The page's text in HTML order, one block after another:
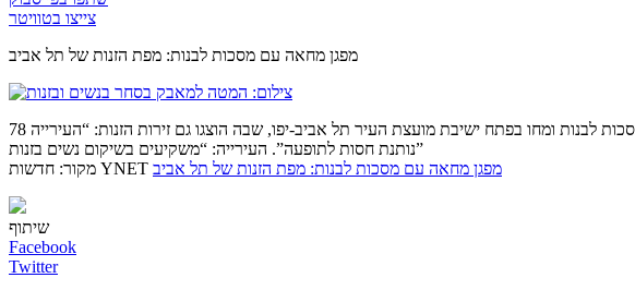
צייצו בטוויטר
מפגן מחאה עם מסכות לבנות: מפת הזנות של תל אביב
78 בתי בושת ו”דירות דיסקרטיות”, 18 בתי “עיסוי אירוטי” ו-8 מועדוני חשפנות. פעילות המטה למאבק בסחר בנשים ובזנות עטו מסכות לבנות ומחו בפתח ישיבת מועצת העיר תל אביב-יפו, שבה הוצגו גם זירות הזנות: “העירייה
נותנת חסות לתופעה”. העירייה: “משקיעים בשיקום נשים בזנות”
מקור: חדשות YNET מפגן מחאה עם מסכות לבנות: מפת הזנות של תל אביב
שיתוף
Facebook
Twitter